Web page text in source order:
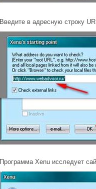
Введите в адресную строку
Программа Xenu исследует